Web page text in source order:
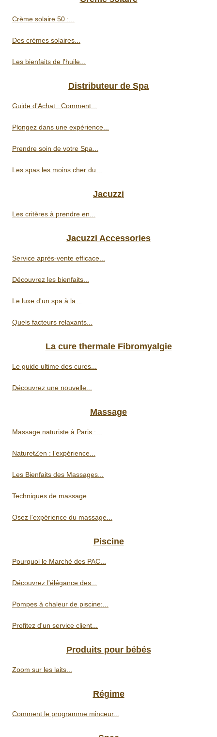
Crème solaire 50 :...
Des crèmes solaires...
Les bienfaits de l'huile...
Distributeur de Spa
Guide d'Achat : Comment...
Plongez dans une expérience...
Prendre soin de votre Spa...
Les spas les moins cher du...
Jacuzzi
Les critères à prendre en...
Jacuzzi Accessories
Service après-vente efficace...
Découvrez les bienfaits...
Le luxe d'un spa à la...
Quels facteurs relaxants...
La cure thermale Fibromyalgie
Le guide ultime des cures...
Découvrez une nouvelle...
Massage
Massage naturiste à Paris :...
NaturetZen : l’expérience...
Les Bienfaits des Massages...
Techniques de massage...
Osez l'expérience du massage...
Piscine
Pourquoi le Marché des PAC...
Découvrez l'élégance des...
Pompes à chaleur de piscine:...
Profitez d'un service client...
Produits pour bébés
Zoom sur les laits...
Régime
Comment le programme minceur...